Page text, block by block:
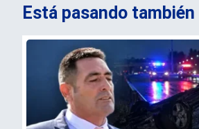
Está pasando también